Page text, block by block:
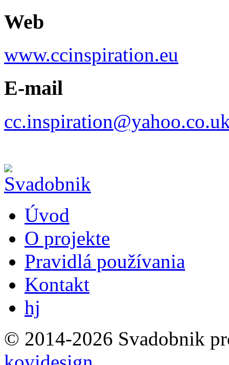
Web
www.ccinspiration.eu
E-mail
Úvod
O projekte
Pravidlá používania
Kontakt
hj
© 2014-2026 Svadobnik